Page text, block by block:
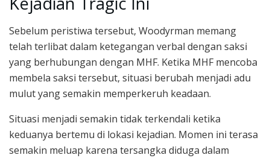
Sebelum peristiwa tersebut, Woodyrman memang
telah terlibat dalam ketegangan verbal dengan saksi
yang berhubungan dengan MHF. Ketika MHF mencoba
membela saksi tersebut, situasi berubah menjadi adu
mulut yang semakin memperkeruh keadaan.
Situasi menjadi semakin tidak terkendali ketika
keduanya bertemu di lokasi kejadian. Momen ini terasa
semakin meluap karena tersangka diduga dalam